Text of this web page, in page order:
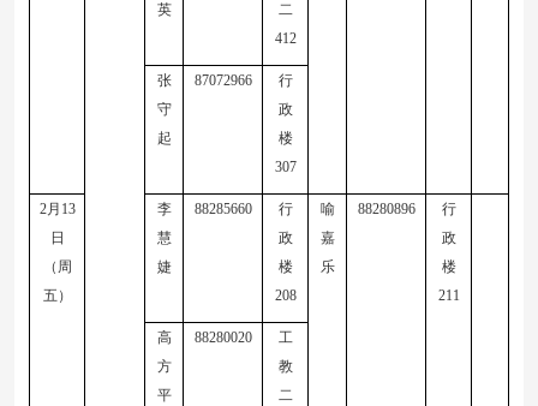
英
二
412
张
守
起
87072966
行
政
楼
307
2月 13
日
（周
五）
李
慧
婕
88285660
行
政
楼
208
喻
嘉
乐
88280896
行
政
楼
211
高
方
平
88280020
工
教
二